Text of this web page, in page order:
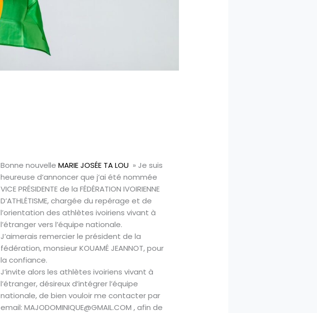
Bonne nouvelle MARIE JOSÉE TA LOU » Je suis
heureuse d’annoncer que j’ai été nommée
VICE PRÉSIDENTE de la FÉDÉRATION IVOIRIENNE
D’ATHLÉTISME, chargée du repérage et de
l’orientation des athlètes ivoiriens vivant à
l’étranger vers l’équipe nationale.
J’aimerais remercier le président de la
fédération, monsieur KOUAMÉ JEANNOT, pour
la confiance.
J’invite alors les athlètes ivoiriens vivant à
l’étranger, désireux d’intégrer l’équipe
nationale, de bien vouloir me contacter par
email: MAJODOMINIQUE@GMAIL.COM , afin de